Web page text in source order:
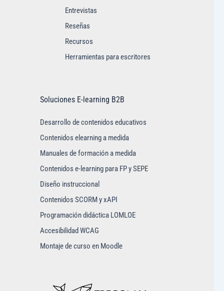
Entrevistas
Reseñas
Recursos
Herramientas para escritores
Soluciones E-learning B2B
Desarrollo de contenidos educativos
Contenidos elearning a medida
Manuales de formación a medida
Contenidos e-learning para FP y SEPE
Diseño instruccional
Contenidos SCORM y xAPI
Programación didáctica LOMLOE
Accesibilidad WCAG
Montaje de curso en Moodle